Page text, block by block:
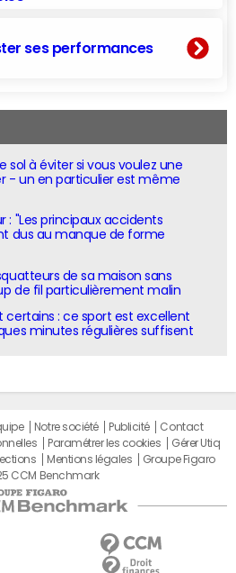
ses performances
sol à éviter si vous voulez une
- un en particulier est même
: "Les principaux accidents
dus au manque de forme
de sa maison sans
de fil particulièrement malin
certains : ce sport est excellent
minutes régulières suffisent
Notre société Publicité
Contact
Paramétrer les cookies
Gérer Utiq
Mentions légales
Groupe Figaro
CCM Benchmark